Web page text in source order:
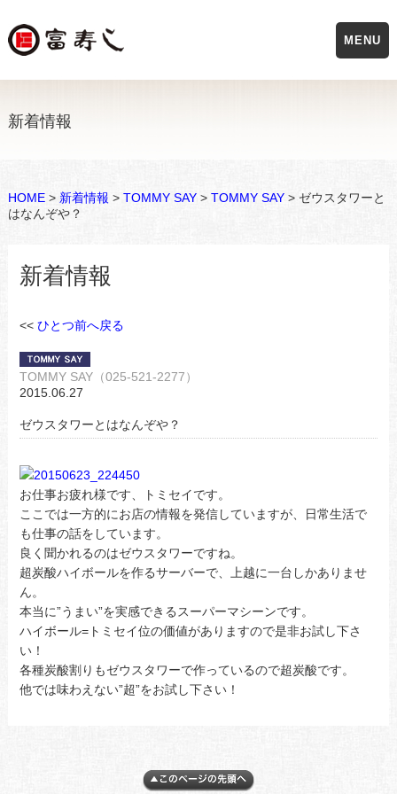
新着情報
HOME> 新着情報 > TOMMY SAY> TOMMY SAY> ゼウスタワーと
はなんぞや？
新着情報
<< ひとつ前へ戻る
TOMMY SAY（025-521-2277）
2015.06.27
ゼウスタワーとはなんぞや？
お仕事お疲れ様です、トミセイです。
ここでは一方的にお店の情報を発信していますが、日常生活で
も仕事の話をしています。
良く聞かれるのはゼウスタワーですね。
超炭酸ハイボールを作るサーバーで、上越に一台しかありませ
ん。
本当に”うまい”を実感できるスーパーマシーンです。
ハイボール=トミセイ位の価値がありますので是非お試し下さ
い！
各種炭酸割りもゼウスタワーで作っているので超炭酸です。
他では味わえない”超”をお試し下さい！
MENU